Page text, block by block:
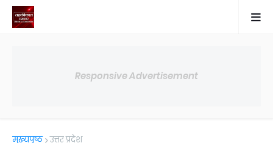
Responsive Advertisement
मुख्यपृष्ठ उत्तर प्रदेश